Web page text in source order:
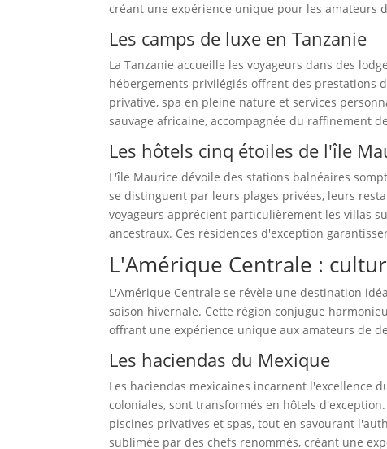
créant une expérience unique pour les amateurs
Les camps de luxe en Tanzanie
La Tanzanie accueille les voyageurs dans des
hébergements privilégiés offrent des prestations
privative, spa en pleine nature et services
sauvage africaine, accompagnée du raffinement
Les hôtels cinq étoiles de l'île
L'île Maurice dévoile des stations balnéaires
se distinguent par leurs plages privées, leurs
voyageurs apprécient particulièrement les villas
ancestraux. Ces résidences d'exception
L'Amérique Centrale :
L'Amérique Centrale se révèle une destination
saison hivernale. Cette région conjugue
offrant une expérience unique aux amateurs de
Les haciendas du Mexique
Les haciendas mexicaines incarnent l'excellence
coloniales, sont transformés en hôtels
piscines privatives et spas, tout en savourant
sublimée par des chefs renommés, créant une